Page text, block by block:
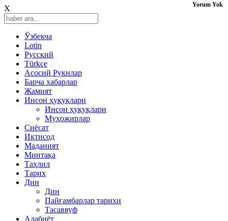
X
Ўзбекча
Lotin
Русский
Türkçe
Асосий Рукнлар
Барча хабарлар
Жамият
Инсон ҳуқуқлари
Инсон ҳуқуқлари
Муҳожирлар
Сиёсат
Иқтисод
Mаданият
Минтақа
Таҳлил
Тарих
Дин
Дин
Пайғамбарлар тарихи
Тасаввуф
Адабиёт
Yorum Yok